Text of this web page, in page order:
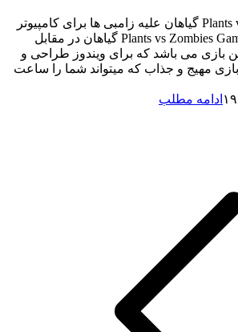
دانلود بازی Plants vs Zombies گیاهان علیه زامبی ها برای کامپیوتر
Plants vs Zombies Game Of The Year Edition گیاهان در مقابل
بازی می باشد که برای ویندوز طراحی و
مهیج و جذاب که میتواند شما را ساعت
ادامه مطلب